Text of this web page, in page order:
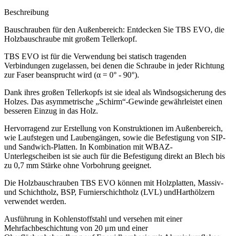
Beschreibung
Bauschrauben für den Außenbereich: Entdecken Sie TBS EVO, die
Holzbauschraube mit großem Tellerkopf.
TBS EVO ist für die Verwendung bei statisch tragenden
Verbindungen zugelassen, bei denen die Schraube in jeder Richtung
zur Faser beansprucht wird (α = 0° - 90°).
Dank ihres großen Tellerkopfs ist sie ideal als Windsogsicherung des
Holzes. Das asymmetrische „Schirm“-Gewinde gewährleistet einen
besseren Einzug in das Holz.
Hervorragend zur Erstellung von Konstruktionen im Außenbereich,
wie Laufstegen und Laubengängen, sowie die Befestigung von SIP-
und Sandwich-Platten. In Kombination mit WBAZ-
Unterlegscheiben ist sie auch für die Befestigung direkt an Blech bis
zu 0,7 mm Stärke ohne Vorbohrung geeignet.
Die Holzbauschrauben TBS EVO können mitHolzplatten, Massiv-
und Schichtholz, BSP, Furnierschichtholz (LVL) undHarthölzern
verwendet werden.
Ausführung in Kohlenstoffstahl und versehen mit einer
Mehrfachbeschichtung von 20 μm und einer